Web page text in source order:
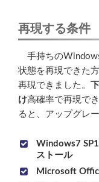
再現する条件
手持ちの
状態を再現できた
再現できました。
け高確率で再現で
ると、アップグレ
Windows7
ストール
Microsoft